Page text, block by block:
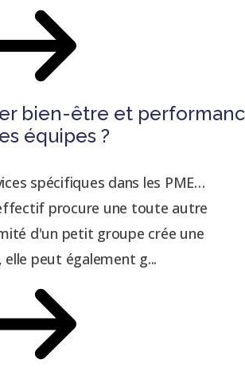
bien-être et
équipes ?
spécifiques dans les PME…
procure une toute autre
d'un petit groupe crée une
peut également g...